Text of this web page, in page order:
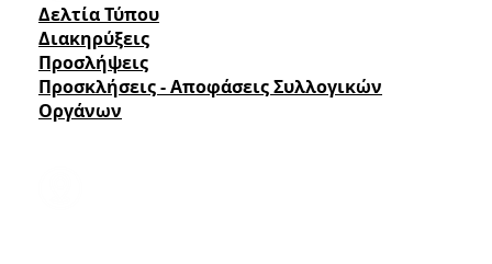
Δελτία Τύπου
Διακηρύξεις
Προσλήψεις
Προσκλήσεις - Αποφάσεις Συλλογικών
Οργάνων